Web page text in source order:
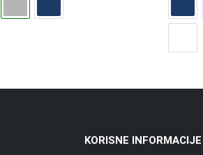
KORISNE INFORMACIJE